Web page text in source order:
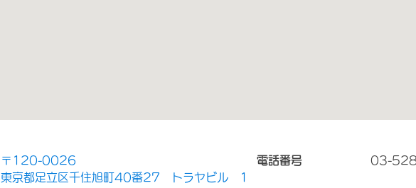
〒120-0026
東京都足立区千住旭町40番27 トラヤビル 1
電話番号 03-